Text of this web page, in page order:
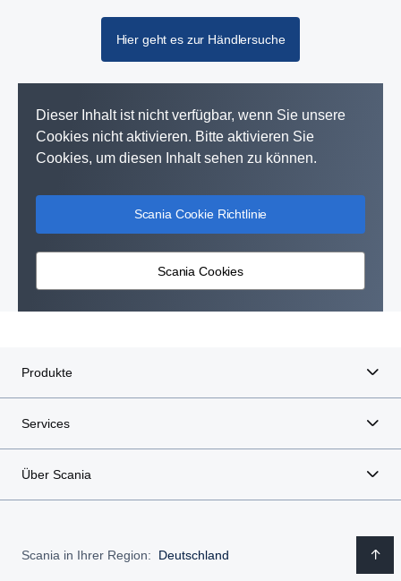
Hier geht es zur Händlersuche
Dieser Inhalt ist nicht verfügbar, wenn Sie unsere
Cookies nicht aktivieren. Bitte aktivieren Sie
Cookies, um diesen Inhalt sehen zu können.
Scania Cookie Richtlinie
Scania Cookies
Produkte
Services
Über Scania
Scania in Ihrer Region: Deutschland